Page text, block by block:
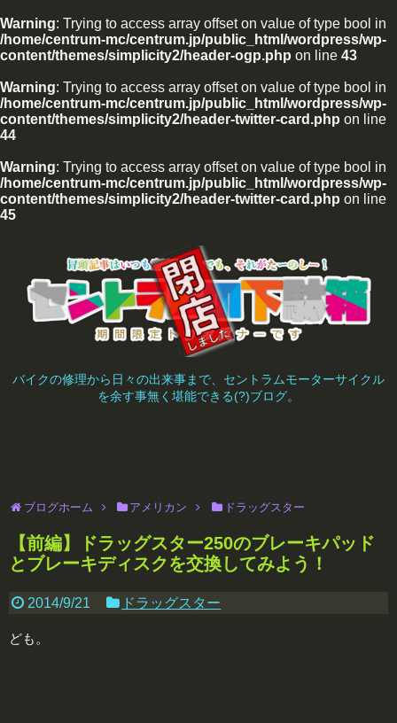
Warning: Trying to access array offset on value of type bool in
/home/centrum-mc/centrum.jp/public_html/wordpress/wp-
content/themes/simplicity2/header-ogp.php on line 43
Warning: Trying to access array offset on value of type bool in
/home/centrum-mc/centrum.jp/public_html/wordpress/wp-
content/themes/simplicity2/header-twitter-card.php on line
44
Warning: Trying to access array offset on value of type bool in
/home/centrum-mc/centrum.jp/public_html/wordpress/wp-
content/themes/simplicity2/header-twitter-card.php on line
45
バイクの修理から日々の出来事まで、セントラムモーターサイクル
を余す事無く堪能できる(?)ブログ。
ブログホーム アメリカン ドラッグスター
【前編】ドラッグスター250のブレーキパッド
とブレーキディスクを交換してみよう！
2014/9/21 ドラッグスター
ども。